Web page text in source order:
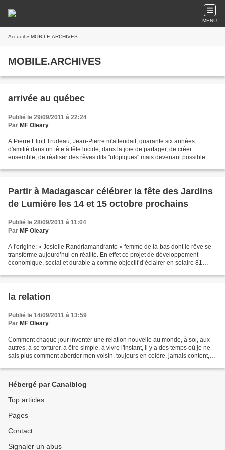
MENU
Accueil » MOBILE.ARCHIVES
MOBILE.ARCHIVES
arrivée au québec
Publié le 29/09/2011 à 22:24
Par MF Oleary
A Pierre Eliott Trudeau, Jean-Pierre m'attendait, quarante six années
d'amitié dans un tête à tête lucide, dans la joie de partager, de créer
ensemble, de réaliser des rêves dits "utopiques" mais devenant possible.
Partir à Madagascar célébrer la fête des Jardins
de Lumière les 14 et 15 octobre prochains
Publié le 28/09/2011 à 11:04
Par MF Oleary
A l'origine: « Josielle Randriamandranto » femme de là-bas dont le rêve se
transforme aujourd’hui en réalité. En effet ce projet de développement
économique, social et durable a comme objectif d’éclairer en solaire 81
la relation
Publié le 14/09/2011 à 13:59
Par MF Oleary
Comment chaque jour inventer une relation nouvelle au monde, à soi, aux
autres, à se torturer, à être simple, à vivre l'instant, il y a des temps où je ne
sais plus comment aborder mon voisin, toujours en colère, jamais content,
Hébergé par Canalblog
Top articles
Pages
Contact
Signaler un abus